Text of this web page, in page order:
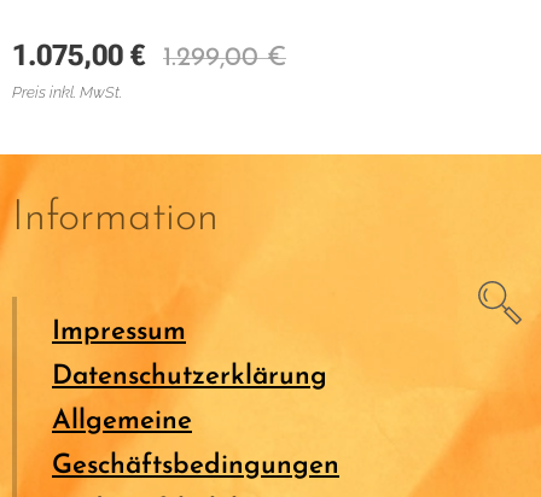
1.075,00 € 1.299,00€
Preis inkl. MwSt.
Information
Impressum
Datenschutzerklärung
Allgemeine
Geschäftsbedingungen